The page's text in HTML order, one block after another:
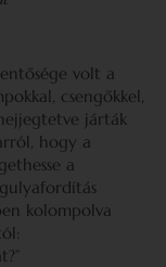
volt a
csengőkkel,
járták
hogy a
a
kolompolva